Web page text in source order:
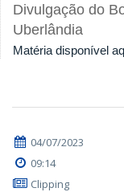
Divulgação do
Uberlândia
Matéria disponível
04/07/2023
09:14
Clipping